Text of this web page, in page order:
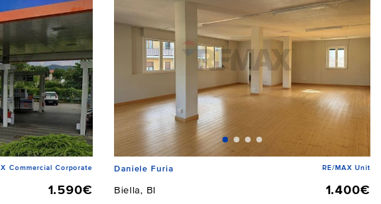
Commercial Corporate
1.590€
Daniele Furia RE/MAX Unit
Biella, BI
1.400€